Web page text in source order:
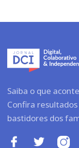
Saiba o que
Confira
bastidores dos